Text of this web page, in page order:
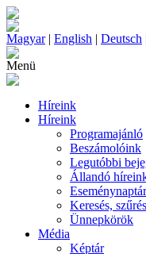
Magyar| English | Deutsch
Menü
Híreink
Híreink
Programajánló
Beszámolóink
Legutóbbi
Állandó
Eseménynaptár
Keresés, szűrés
Ünnepkörök
Média
Képtár